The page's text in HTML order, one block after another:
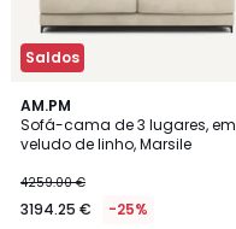
Saldos
AM.PM
Sofá-cama de 3 lugares, em
veludo de linho, Marsile
4259.00 €
3194.25 € -25%
5
Cores